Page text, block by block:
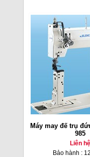
Máy may đế trụ
985
Liên hệ
Bảo hành :